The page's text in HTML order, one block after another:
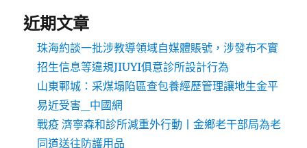
近期文章
珠海約談一批涉教導領域自媒體賬號，涉發布不實
招生信息等違規JIUYI俱意診所設計行為
山東鄆城：采煤塌陷區查包養經歷管理讓地生金平
易近受害_中國網
戰疫 濟寧森和診所減重外行動丨金鄉老干部局為老
同道送往防護用品